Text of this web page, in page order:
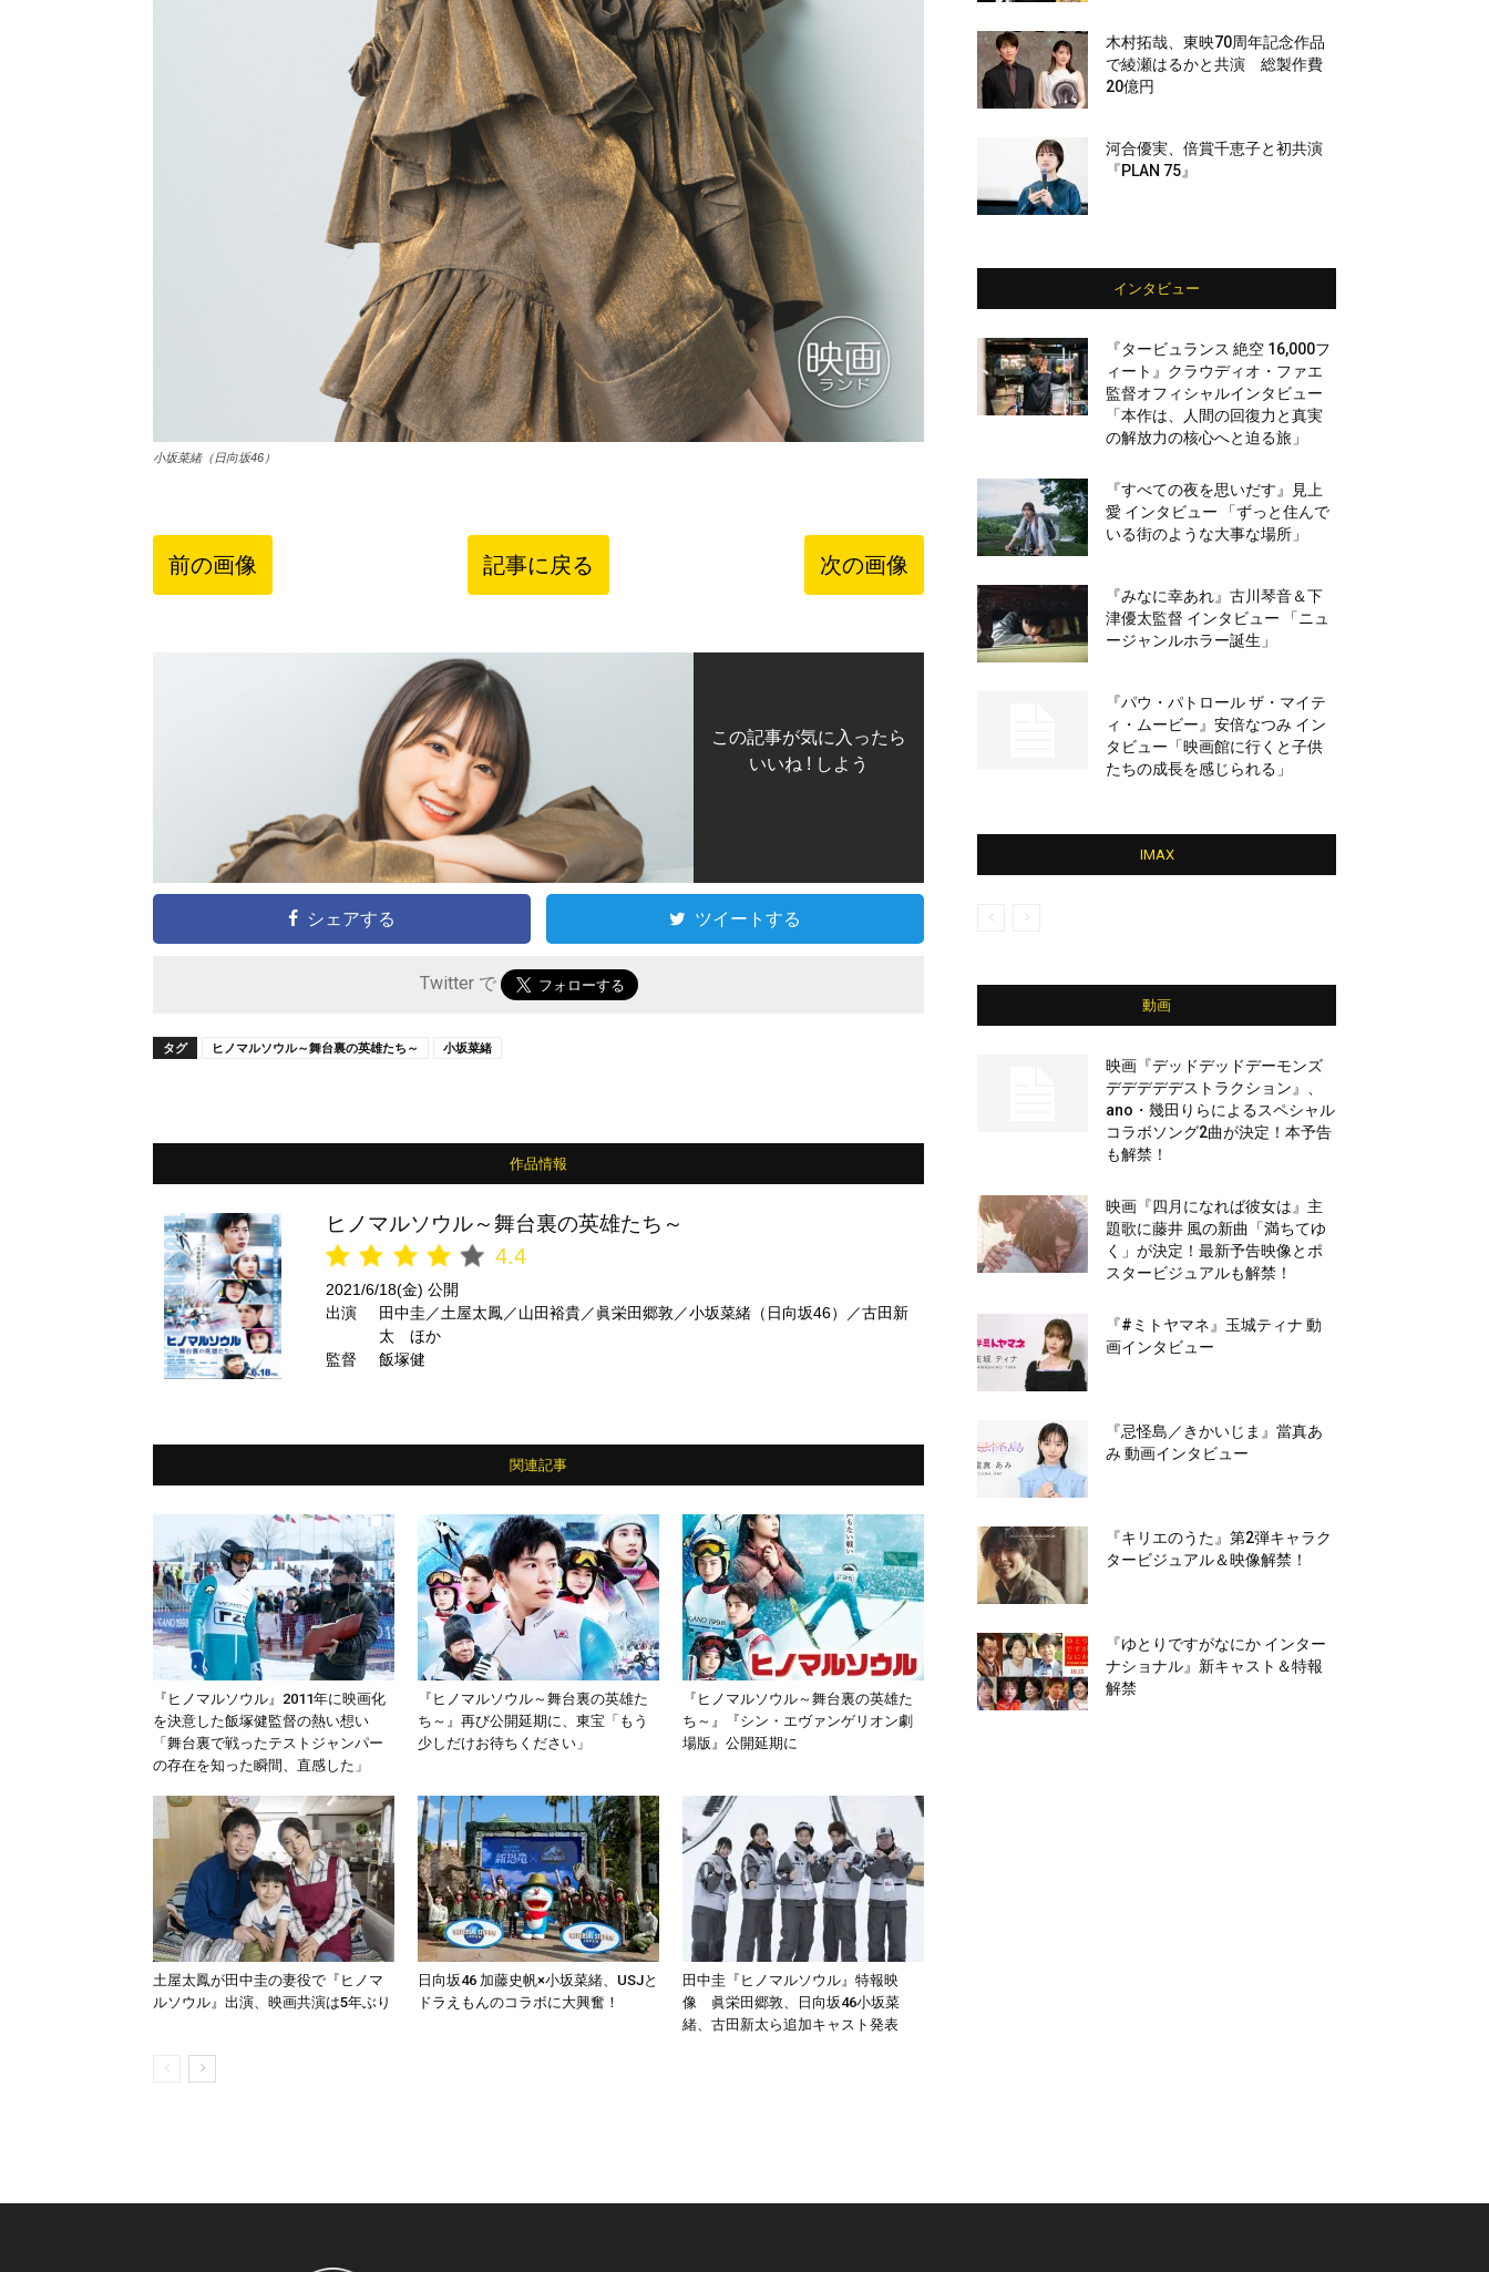
小坂菜緒（日向坂46）
前の画像 記事に戻る 次の画像
この記事が気に入ったら
いいね ! しよう
シェアする ツイートする
Twitter で
タグ ヒノマルソウル～舞台裏の英雄たち～ 小坂菜緒
作品情報
ヒノマルソウル～舞台裏の英雄たち～
4.4
2021/6/18(金) 公開
出演
田中圭／土屋太鳳／山田裕貴／眞栄田郷敦／小坂菜緒（日向坂46）／古田新
太 ほか
監督
飯塚健
関連記事
『ヒノマルソウル』2011年に映画化
を決意した飯塚健監督の熱い想い
「舞台裏で戦ったテストジャンパー
の存在を知った瞬間、直感した」
『ヒノマルソウル～舞台裏の英雄た
ち～』再び公開延期に、東宝「もう
少しだけお待ちください」
『ヒノマルソウル～舞台裏の英雄た
ち～』『シン・エヴァンゲリオン劇
場版』公開延期に
土屋太鳳が田中圭の妻役で『ヒノマ
ルソウル』出演、映画共演は5年ぶり
日向坂46 加藤史帆×小坂菜緒、USJと
ドラえもんのコラボに大興奮！
田中圭『ヒノマルソウル』特報映
像 眞栄田郷敦、日向坂46小坂菜
緒、古田新太ら追加キャスト発表
木村拓哉、東映70周年記念作品
で綾瀬はるかと共演 総製作費
20億円
河合優実、倍賞千恵子と初共演
『PLAN 75』
インタビュー
『タービュランス 絶空 16,000フ
ィート』クラウディオ・ファエ
監督オフィシャルインタビュー
「本作は、人間の回復力と真実
の解放力の核心へと迫る旅」
『すべての夜を思いだす』見上
愛 インタビュー 「ずっと住んで
いる街のような大事な場所」
『みなに幸あれ』古川琴音＆下
津優太監督 インタビュー 「ニュ
ージャンルホラー誕生」
『パウ・パトロール ザ・マイテ
ィ・ムービー』安倍なつみ イン
タビュー「映画館に行くと子供
たちの成長を感じられる」
IMAX
動画
映画『デッドデッドデーモンズ
デデデデデストラクション』、
ano・幾田りらによるスペシャル
コラボソング2曲が決定！本予告
も解禁！
映画『四月になれば彼女は』主
題歌に藤井 風の新曲「満ちてゆ
く」が決定！最新予告映像とポ
スタービジュアルも解禁！
『#ミトヤマネ』玉城ティナ 動
画インタビュー
『忌怪島／きかいじま』當真あ
み 動画インタビュー
『キリエのうた』第2弾キャラク
タービジュアル＆映像解禁！
『ゆとりですがなにか インター
ナショナル』新キャスト＆特報
解禁